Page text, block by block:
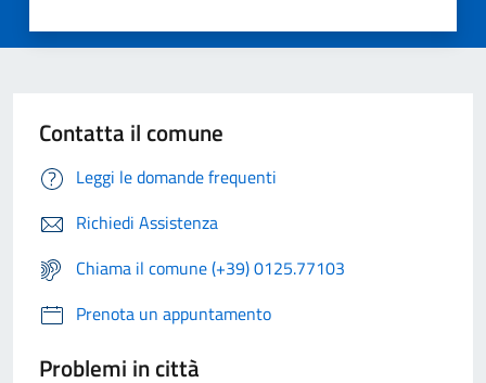
Contatta il comune
Leggi le domande frequenti
Richiedi Assistenza
Chiama il comune (+39) 0125.77103
Prenota un appuntamento
Problemi in città